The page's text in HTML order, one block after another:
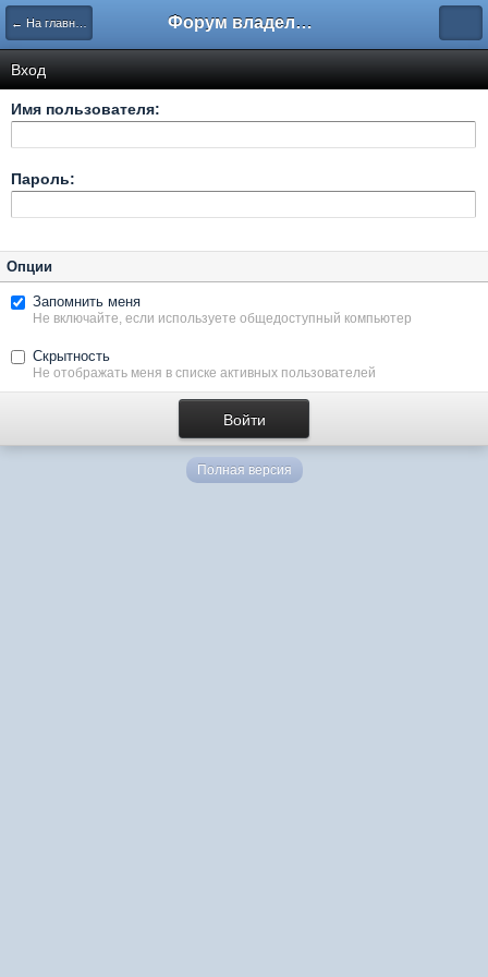
← На главную Форум владельцев интернет-магазинов
Вход
Имя пользователя:
Пароль:
Опции
Запомнить меня
Не включайте, если используете общедоступный компьютер
Скрытность
Не отображать меня в списке активных пользователей
Полная версия